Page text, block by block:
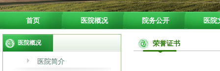
首页 医院概况 院务公开 医院
医院概况
医院简介
荣誉证书